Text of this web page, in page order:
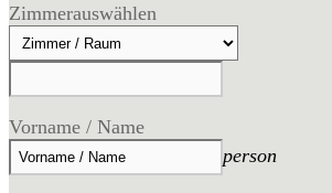
Zimmerauswählen
Vorname / Name
person